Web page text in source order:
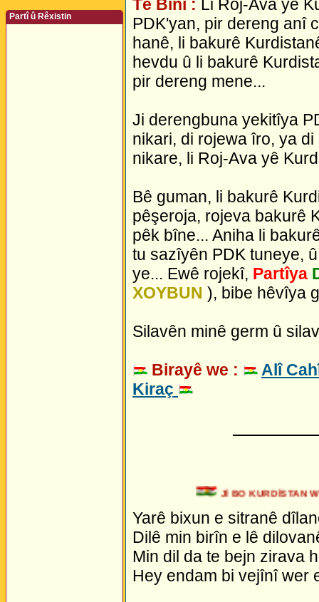
Partî û Rêxistin
Tê Binî : Li Roj-Ava yê
PDK'yan, pir dereng anî
hanê, li bakurê
hevdu û li bakurê
pir dereng mene...
Ji derengbuna yekitîya
nikari, di rojewa îro, ya
nikare, li Roj-Ava yê
Bê guman, li bakurê
pêşeroja, rojeva bakurê
pêk bîne... Aniha li
tu sazîyên PDK tuneye,
ye... Ewê rojekî, Partîya
XOYBUN ), bibe hêvîya
Silavên minê germ û
Birayê we :
Alî
Kiraç
Jİ BO KURDİSTAN
Yarê bixun e sitranê
Dilê min birîn e lê
Min dil da te bejn zirava
Hey endam bi vejînî wer